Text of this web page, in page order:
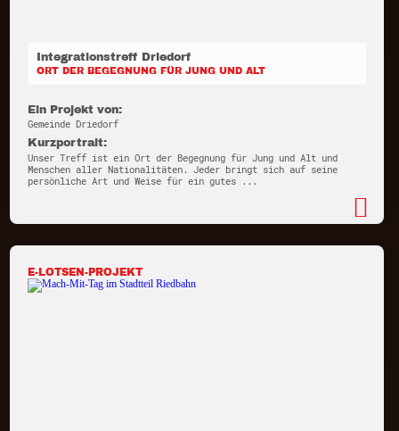
Integrationstreff Driedorf
ORT DER BEGEGNUNG FÜR JUNG UND ALT
Ein Projekt von:
Gemeinde Driedorf
Kurzportrait:
Unser Treff ist ein Ort der Begegnung für Jung und Alt und
Menschen aller Nationalitäten. Jeder bringt sich auf seine
persönliche Art und Weise für ein gutes ...
E-LOTSEN-PROJEKT